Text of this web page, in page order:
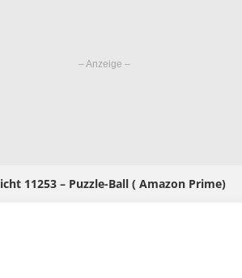
11253 – Puzzle-Ball ( Amazon Prime)